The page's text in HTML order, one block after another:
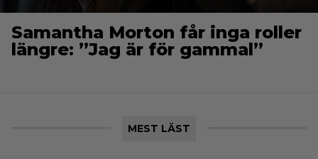
Samantha Morton får inga roller
längre: ”Jag är för gammal”
MEST LÄST